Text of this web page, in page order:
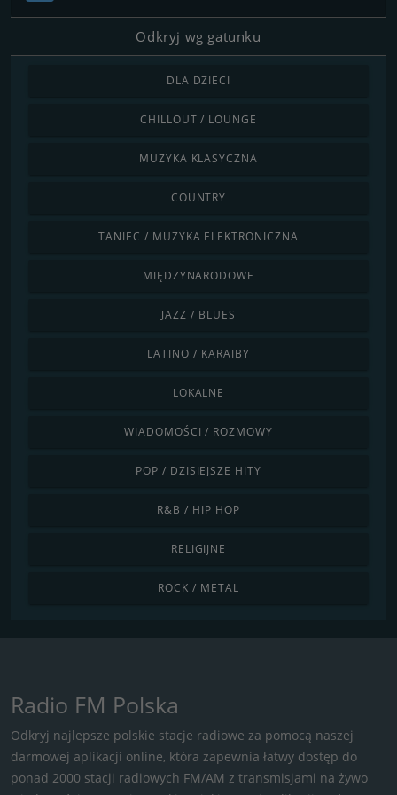
Odkryj wg gatunku
DLA DZIECI
CHILLOUT / LOUNGE
MUZYKA KLASYCZNA
COUNTRY
TANIEC / MUZYKA ELEKTRONICZNA
MIĘDZYNARODOWE
JAZZ / BLUES
LATINO / KARAIBY
LOKALNE
WIADOMOŚCI / ROZMOWY
POP / DZISIEJSZE HITY
R&B / HIP HOP
RELIGIJNE
ROCK / METAL
Radio FM Polska
Odkryj najlepsze polskie stacje radiowe za pomocą naszej
darmowej aplikacji online, która zapewnia łatwy dostęp do
ponad 2000 stacji radiowych FM/AM z transmisjami na żywo